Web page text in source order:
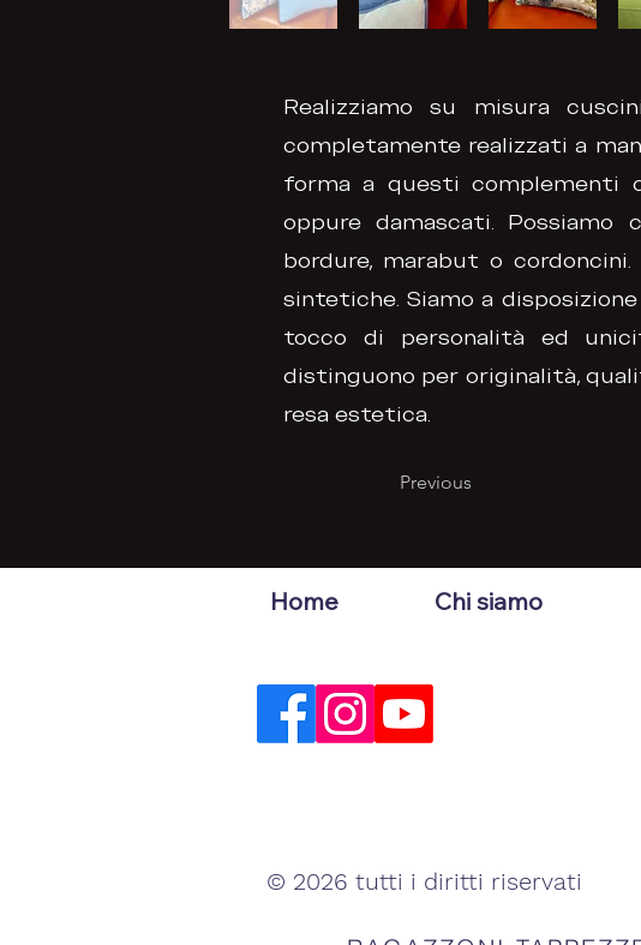
Realizziamo su misura
completamente realizzati a
forma a questi complementi
oppure damascati. Possiamo
bordure, marabut o
sintetiche. Siamo a
tocco di personalità ed
distinguono per originalità,
resa estetica.
Previous
Home Chi siamo
© 2026 tutti i diritti riservati